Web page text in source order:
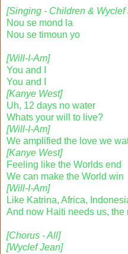
[Singing - Children & Wyclef
Nou se mond la
Nou se timoun yo
[Will-I-Am]
You and I
You and I
[Kanye West]
Uh, 12 days no water
Whats your will to live?
[Will-I-Am]
We amplified the love we
[Kanye West]
Feeling like the Worlds end
We can make the World win
[Will-I-Am]
Like Katrina, Africa,
And now Haiti needs us, the
[Chorus - All]
[Wyclef Jean]